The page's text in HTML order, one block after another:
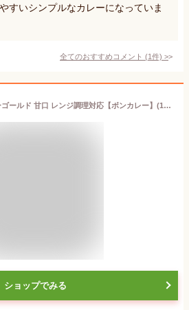
すいシンプルなカレーになっていま
全てのおすすめコメント (1件) >
大塚食品 ボンカレーゴールド 甘口 レンジ調理対応【ボンカレー】(180g×5セット)【ボンカレー】[レトルト カレー レンジ調理対応 野菜 備蓄]
ショップでみる